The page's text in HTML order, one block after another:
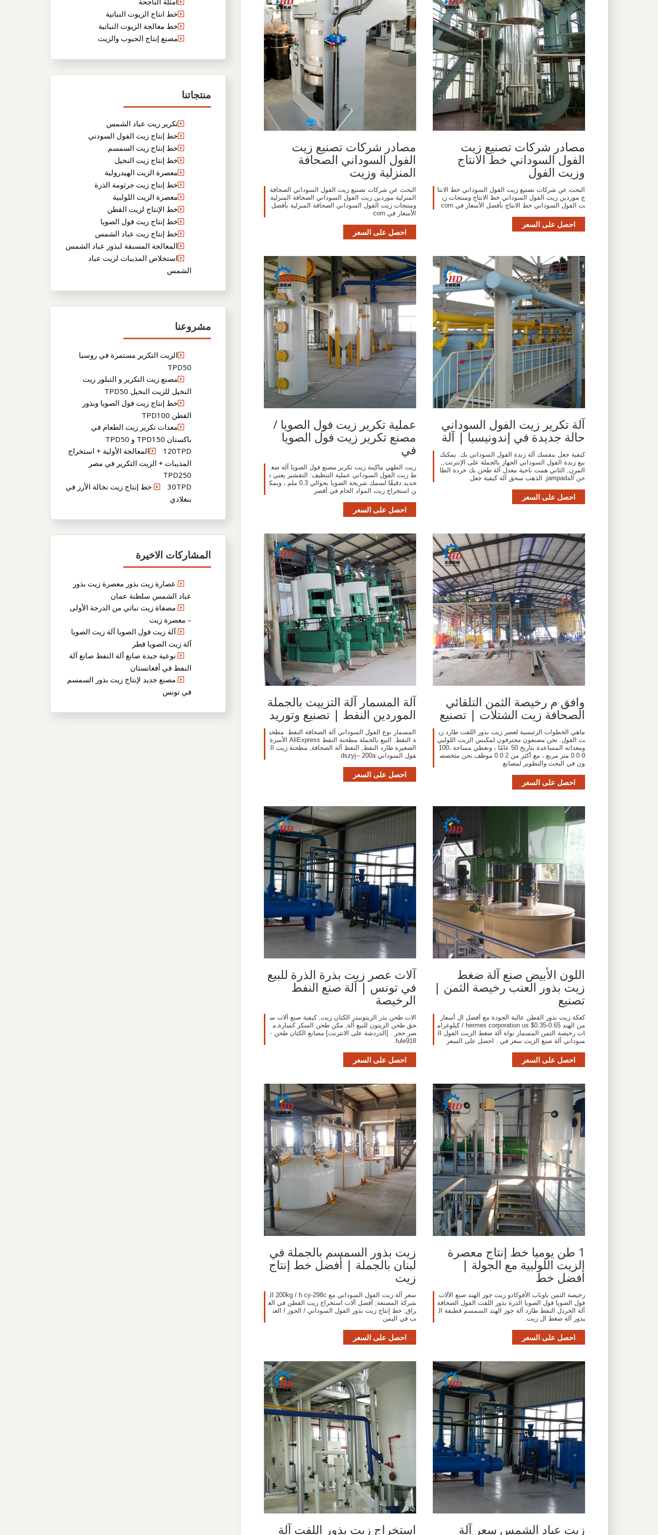
خط انتاج الزيوت النباتية
خط معالجة الزيوت النباتية
مصنع إنتاج الحبوب والزيت
منتجاتنا
تكرير زيت عباد الشمس
خط إنتاج زيت الفول السودني
خط إنتاج زيت السمسم
خط إنتاج زيت النخيل
معصرة الزيت الهيدرولية
خط إنتاج زيت جرثومة الذرة
معصرة الزيت اللولبية
خط الإنتاج لزيت القطن
خط إنتاج زيت فول الصويا
خط إنتاج زيت عباد الشمس
المعالجة المسبقة لبذور عباد الشمس
استخلاص المذيبات لزيت عباد
الشمس
مشروعنا
الزيت التكرير مستمرة في روسيا
TPD50
مصنع زيت التكرير و التبلور زيت
النخيل للزيت النخيل TPD50
خط إنتاج زيت فول الصويا وبذور
القطن TPD100
معدات تكرير زيت الطعام في
باكستان TPD150 و TPD50
120TPDالمعالجة الأولية + استخراج
المذيبات + الزيت التكرير في مصر
TPD250
30TPD خط إنتاج زيت نخالة الأرز في
بنغلادي
المشاركات الاخيرة
عصارة زيت بذور معصرة زيت بذور
عباد الشمس سلطنة عمان
مصفاة زيت نباتي من الدرجة الأولى
– معصرة زيت
آلة زيت فول الصويا آلة زيت الصويا
آلة زيت الصويا قطر
نوعية جيدة صانع آلة النفط صانع آلة
النفط في أفغانستان
مصنع جديد لإنتاج زيت بذور السمسم
في تونس
مصادر شركات تصنيع زيت
الفول السوداني خط الانتاج
وزيت الفول
البحث عن شركات تصنيع زيت الفول السوداني خط الانتا
ج موردين زيت الفول السوداني خط الانتاج ومنتجات زي
ت الفول السوداني خط الانتاج بأفضل الأسعار في.com
احصل على السعر
مصادر شركات تصنيع زيت
الفول السوداني الصحافة
المنزلية وزيت
البحث عن شركات تصنيع زيت الفول السوداني الصحافة
المنزلية موردين زيت الفول السوداني الصحافة المنزلية
ومنتجات زيت الفول السوداني الصحافة المنزلية بأفضل
الأسعار في.com
احصل على السعر
آلة تكرير زيت الفول السوداني
حالة جديدة في إندونيسيا | آلة
كيفية جعل بنفسك آلة زبدة الفول السوداني بك. يمكنك
بيع زبدة الفول السوداني الجهاز بالجملة على الإنترنت,,
المرن, الثاني همت ناحية معدل آلة طحن بك خردة الطا
حن آلةjampad, الذهب سحق آلة كيفية جعل.
احصل على السعر
عملية تكرير زيت فول الصويا /
مصنع تكرير زيت فول الصويا
في
زيت الطهي ماكينة زيت تكرير مصنع فول الصويا آلة ضغ
ط زيت الفول السوداني عملية التنظيف: التقشير يعني ت
حديد دقيقًا لسمك شريحة الصويا بحوالي 0.3 ملم ، ويمك
ن استخراج زيت المواد الخام في أقصر
احصل على السعر
وافق م رخيصة الثمن التلقائي
الصحافة زيت الشتلات | تصنيع
ماهي الخطوات الرئيسية لعصر زيت بذور اللفت طارد زي
ت الفول. نحن مصنعون محترفون لمكبس الزيت اللولبي
ومعداته المساعدة بتاريخ 50 عامًا ، ونغطي مساحة 100،
0 0 0 متر مربع ، مع أكثر من 2 0 0 موظف.نحن متخصص
ون في البحث والتطوير لمصانع
احصل على السعر
آلة المسمار آلة التزييت بالجملة
الموردين النفط | تصنيع وتوريد
المسمار نوع الفول السوداني آلة الصحافة النفط. مطحن
ة النفط. البيع بالجملة مطحنة النفط AliExpress الأسرة
الصغيرة طارد النفط, النفط آلة الصحافة, مطحنة زيت ال
فول السوداني dszyj-- 200a .
احصل على السعر
اللون الأبيض صنع آلة ضغط
زيت بذور العنب رخيصة الثمن |
تصنيع
كعكة زيت بذور القطن عالية الجودة مع أفضل ال أسعار
من الهند hermes corporation us $0.35-0.65 / كيلوغرام
ات رخيصة الثمن المسمار نواة آلة ضغط الزيت الفول ال
سوداني آلة صنع الزيت سعر في . احصل على السعر
احصل على السعر
آلات عصر زيت بذرة الذرة للبيع
في تونس | آلة صنع النفط
الرخيصة
الات طحن بذر الزيتونبذر الكتان زيت, كيفية صنع آلات س
حق طحن الزيتون للبيع آلة, مكن طحن السكر كسارة,م
صر حجر . [الدردشة على الانترنت] مصانع الكتان طحن -
fule918.
احصل على السعر
1 طن يوميا خط إنتاج معصرة
الزيت اللولبية مع الجولة |
أفضل خط
رخيصة الثمن باوباب الأفوكادو زيت جوز الهند صنع الآلات
فول الصويا فول الصويا الذرة بذور اللفت الفول الصحافة
آلة الخردل النفط طارد آلة جوز الهند السمسم قطيفة ال
بذور آلة ضغط ال زيت.
احصل على السعر
زيت بذور السمسم بالجملة في
لبنان بالجملة | أفضل خط إنتاج
زيت
سعر آلة زيت الفول السوداني مع 200kg / h cy-298c ال
شركة المصنعة; أفضل آلات استخراج زيت القطن في الع
راق; خط إنتاج زيت بذور الفول السوداني / الجوز / العن
ب في اليمن
احصل على السعر
زيت عباد الشمس سعر آلة استخراج زيت بذور اللفت آلة